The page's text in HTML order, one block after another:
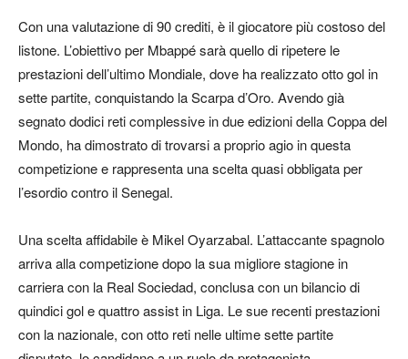
Con una valutazione di 90 crediti, è il giocatore più costoso del
listone. L’obiettivo per Mbappé sarà quello di ripetere le
prestazioni dell’ultimo Mondiale, dove ha realizzato otto gol in
sette partite, conquistando la Scarpa d’Oro. Avendo già
segnato dodici reti complessive in due edizioni della Coppa del
Mondo, ha dimostrato di trovarsi a proprio agio in questa
competizione e rappresenta una scelta quasi obbligata per
l’esordio contro il Senegal.
Una scelta affidabile è Mikel Oyarzabal. L’attaccante spagnolo
arriva alla competizione dopo la sua migliore stagione in
carriera con la Real Sociedad, conclusa con un bilancio di
quindici gol e quattro assist in Liga. Le sue recenti prestazioni
con la nazionale, con otto reti nelle ultime sette partite